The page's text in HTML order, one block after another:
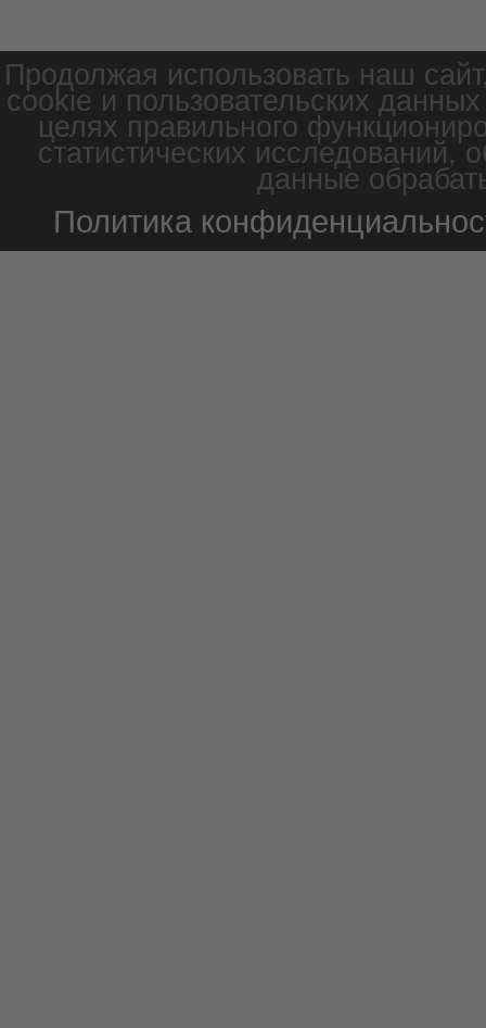
Продолжая использовать наш
cookie и пользовательских
целях правильного
статистических
данные
Политика